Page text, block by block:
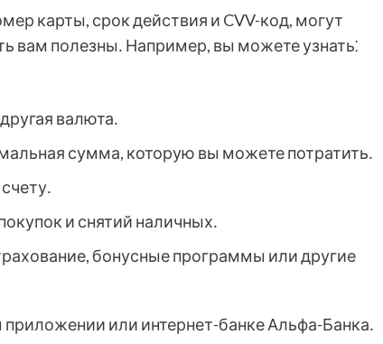
карты, срок действия и CVV-код, могут
вам полезны․ Например, вы можете узнать⁚
валюта․
сумма, которую вы можете потратить․
и снятий наличных․
бонусные программы или другие
или интернет-банке Альфа-Банка․